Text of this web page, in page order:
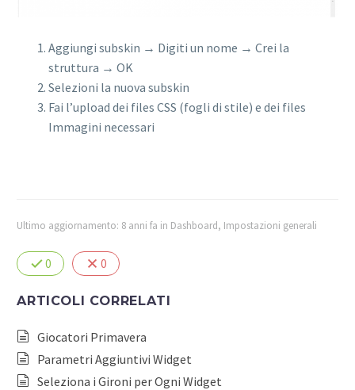
Aggiungi subskin → Digiti un nome → Crei la
struttura → OK
Selezioni la nuova subskin
Fai l’upload dei files CSS (fogli di stile) e dei files
Immagini necessari
Ultimo aggiornamento: 8 anni fa in Dashboard, Impostazioni generali
0 0
ARTICOLI CORRELATI
Giocatori Primavera
Parametri Aggiuntivi Widget
Seleziona i Gironi per Ogni Widget